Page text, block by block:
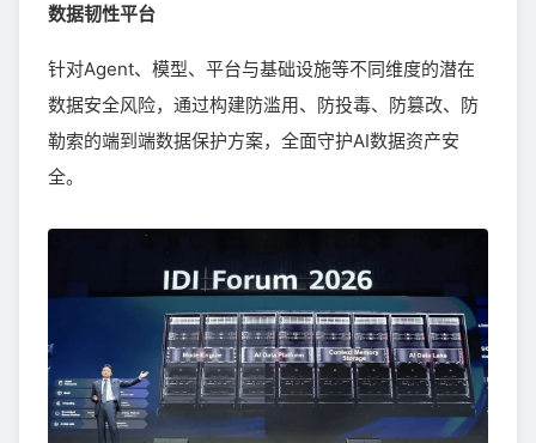
数据韧性平台
针对Agent、模型、平台与基础设施等不同维度的潜在
数据安全风险，通过构建防滥用、防投毒、防篡改、防
勒索的端到端数据保护方案，全面守护AI数据资产安
全。